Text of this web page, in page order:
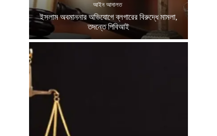
আইন আদালত
ইসলাম অবমাননার অভিযোগে ব্লগারের বিরুদ্ধে মামলা,
তদন্তে পিবিআই